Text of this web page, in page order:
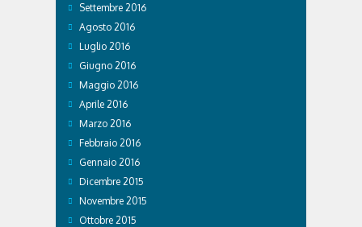
Settembre 2016
Agosto 2016
Luglio 2016
Giugno 2016
Maggio 2016
Aprile 2016
Marzo 2016
Febbraio 2016
Gennaio 2016
Dicembre 2015
Novembre 2015
Ottobre 2015